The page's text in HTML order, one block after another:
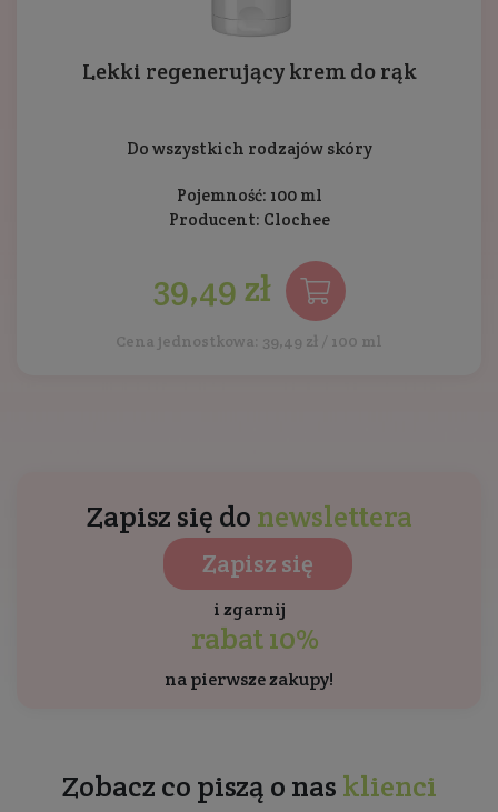
Lekki regenerujący krem do rąk
Do wszystkich rodzajów skóry
Pojemność: 100 ml
Producent: Clochee
39,49 zł
Cena jednostkowa: 39,49 zł / 100 ml
Zapisz się do newslettera
Zapisz się
i zgarnij
rabat 10%
na pierwsze zakupy!
Zobacz co piszą o nas klienci